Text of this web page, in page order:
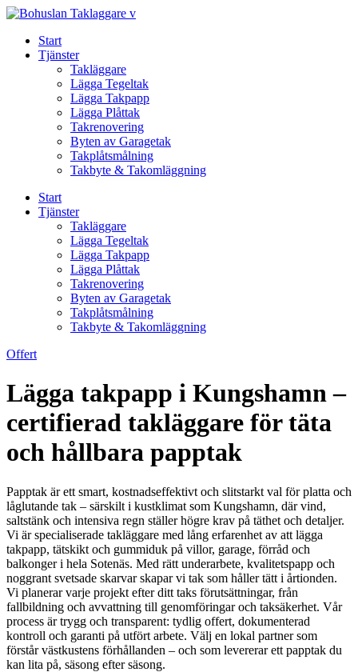
Skip
contentStart
Tjänster
Takläggare
Lägga Tegeltak
Lägga Takpapp
Lägga Plåttak
Takrenovering
Byten av Garagetak
Takplåtsmålning
Takbyte & Takomläggning
Start
Tjänster
Takläggare
Lägga Tegeltak
Lägga Takpapp
Lägga Plåttak
Takrenovering
Byten av Garagetak
Takplåtsmålning
Takbyte & Takomläggning
Offert
Lägga takpapp i Kungshamn –
certifierad takläggare för täta
och hållbara papptak
Papptak är ett smart, kostnadseffektivt och slitstarkt val för platta och
låglutande tak – särskilt i kustklimat som Kungshamn, där vind,
saltstänk och intensiva regn ställer högre krav på täthet och detaljer.
Vi är specialiserade takläggare med lång erfarenhet av att lägga
takpapp, tätskikt och gummiduk på villor, garage, förråd och
balkonger i hela Sotenäs. Med rätt underarbete, kvalitetspapp och
noggrant svetsade skarvar skapar vi tak som håller tätt i årtionden.
Vi planerar varje projekt efter ditt taks förutsättningar, från
fallbildning och avvattning till genomföringar och taksäkerhet. Vår
process är trygg och transparent: tydlig offert, dokumenterad
kontroll och garanti på utfört arbete. Välj en lokal partner som
förstår västkustens förhållanden – och som levererar ett papptak du
kan lita på, säsong efter säsong.